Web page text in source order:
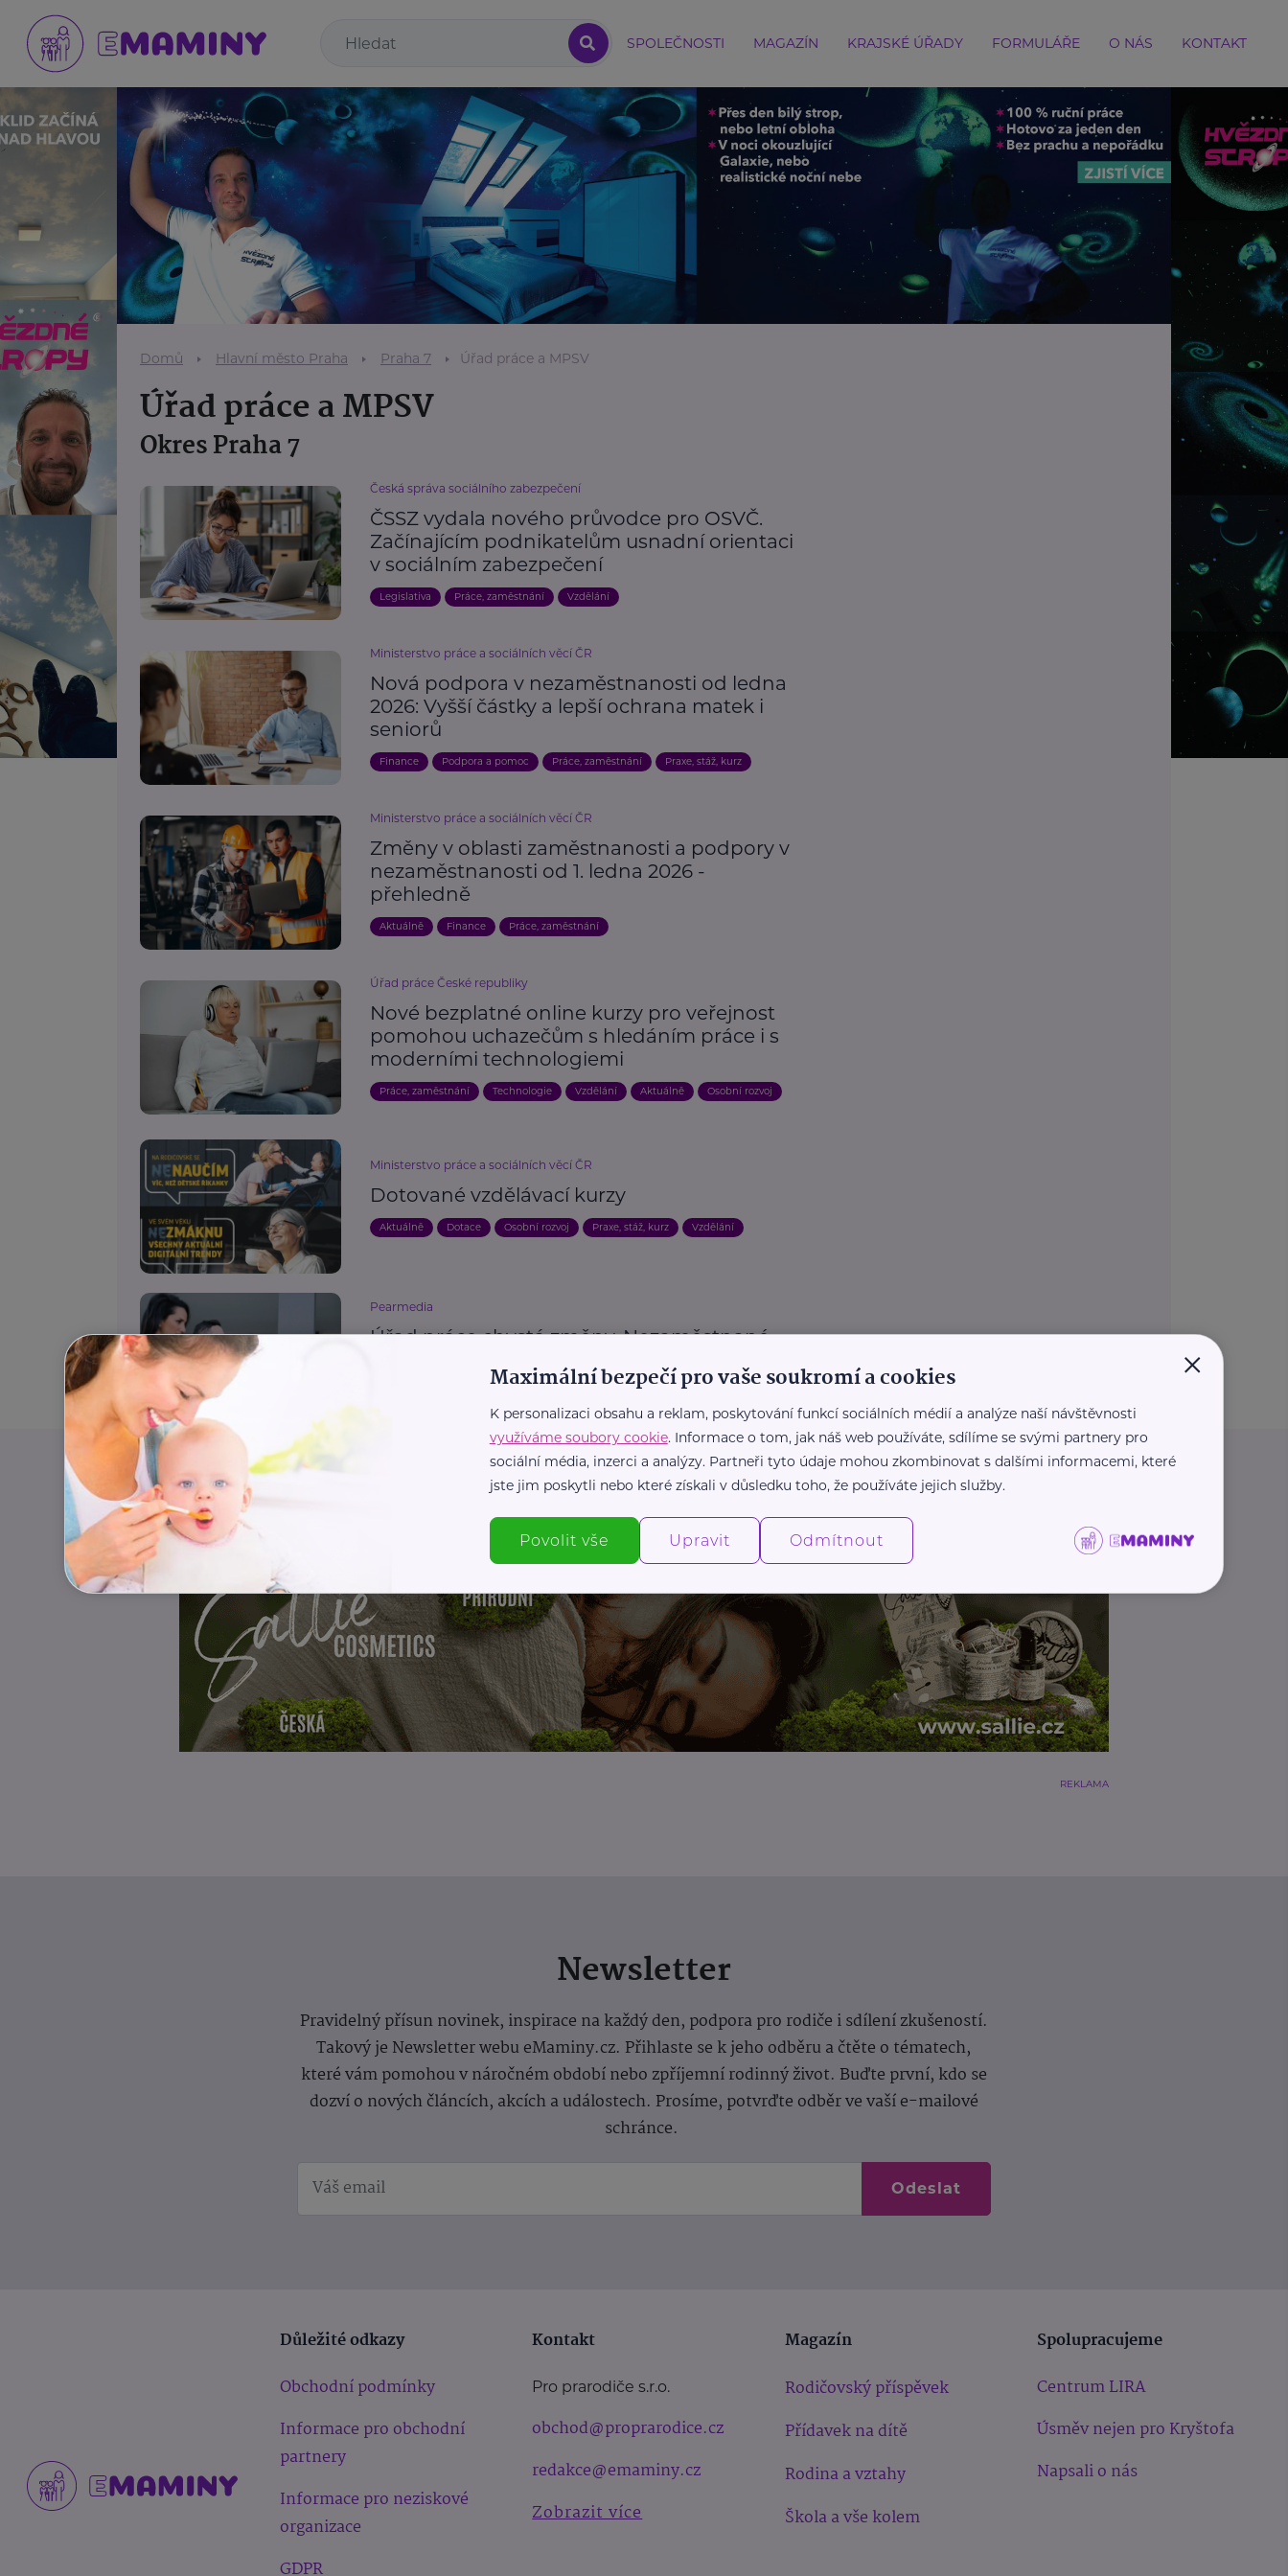
SPOLEČNOSTI MAGAZÍN KRAJSKÉ ÚŘADY FORMULÁŘE O NÁS KONTAKT
Domů Hlavní město Praha Praha 7 Úřad práce a MPSV
Úřad práce a MPSV
Okres Praha 7
Česká správa sociálního zabezpečení
ČSSZ vydala nového průvodce pro OSVČ.
Začínajícím podnikatelům usnadní orientaci
v sociálním zabezpečení
Legislativa Práce, zaměstnání Vzdělání
Ministerstvo práce a sociálních věcí ČR
Nová podpora v nezaměstnanosti od ledna
2026: Vyšší částky a lepší ochrana matek i
seniorů
Finance Podpora a pomoc Práce, zaměstnání Praxe, stáž, kurz
Ministerstvo práce a sociálních věcí ČR
Změny v oblasti zaměstnanosti a podpory v
nezaměstnanosti od 1. ledna 2026 -
přehledně
Aktuálně Finance Práce, zaměstnání
Úřad práce České republiky
Nové bezplatné online kurzy pro veřejnost
pomohou uchazečům s hledáním práce i s
moderními technologiemi
Práce, zaměstnání Technologie Vzdělání Aktuálně Osobní rozvoj
Ministerstvo práce a sociálních věcí ČR
Dotované vzdělávací kurzy
Aktuálně Dotace Osobní rozvoj Praxe, stáž, kurz Vzdělání
Pearmedia
Úřad práce chystá změny. Nezaměstnané
Další články
REKLAMA
Newsletter
Pravidelný přísun novinek, inspirace na každý den, podpora pro rodiče i sdílení zkušeností.
Takový je Newsletter webu eMaminy.cz. Přihlaste se k jeho odběru a čtěte o tématech,
které vám pomohou v náročném období nebo zpříjemní rodinný život. Buďte první, kdo se
dozví o nových článcích, akcích a událostech. Prosíme, potvrďte odběr ve vaší e-mailové
schránce.
Odeslat
Důležité odkazy
Obchodní podmínky
Informace pro obchodní
partnery
Informace pro neziskové
organizace
GDPR
Kontakt
Pro prarodiče s.r.o.
obchod@proprarodice.cz
redakce@emaminy.cz
Zobrazit více
Magazín
Rodičovský příspěvek
Přídavek na dítě
Rodina a vztahy
Škola a vše kolem
Spolupracujeme
Centrum LIRA
Úsměv nejen pro Kryštofa
Napsali o nás
×
Maximální bezpečí pro vaše soukromí a cookies
K personalizaci obsahu a reklam, poskytování funkcí sociálních médií a analýze naší návštěvnosti
využíváme soubory cookie. Informace o tom, jak náš web používáte, sdílíme se svými partnery pro
sociální média, inzerci a analýzy. Partneři tyto údaje mohou zkombinovat s dalšími informacemi, které
jste jim poskytli nebo které získali v důsledku toho, že používáte jejich služby.
Povolit vše Upravit Odmítnout